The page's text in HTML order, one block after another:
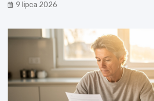
9 lipca 2026